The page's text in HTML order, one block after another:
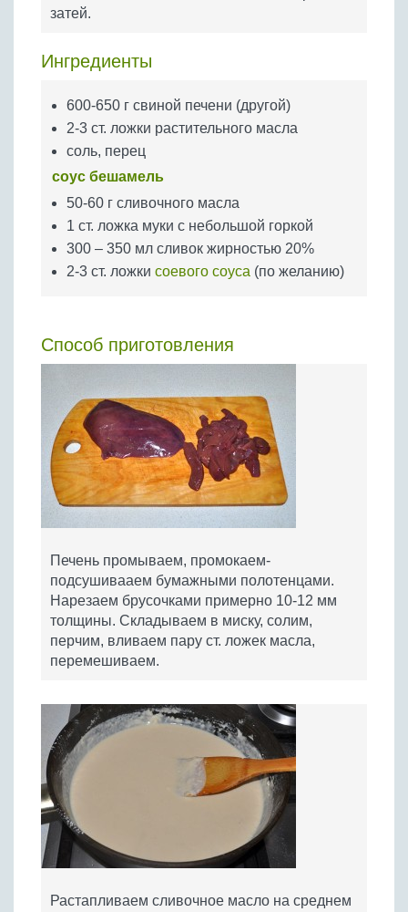
Бобовые
Крупы
затей.
Ингредиенты
600-650 г свиной печени (другой)
2-3 ст. ложки растительного масла
соль, перец
соус бешамель
50-60 г сливочного масла
1 ст. ложка муки с небольшой горкой
300 – 350 мл сливок жирностью 20%
2-3 ст. ложки соевого соуса (по желанию)
Способ приготовления
Печень промываем, промокаем-
подсушивааем бумажными полотенцами.
Нарезаем брусочками примерно 10-12 мм
толщины. Складываем в миску, солим,
перчим, вливаем пару ст. ложек масла,
перемешиваем.
Растапливаем сливочное масло на среднем